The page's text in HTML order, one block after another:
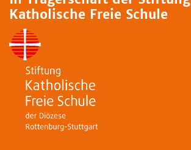
Katholische Freie Schule